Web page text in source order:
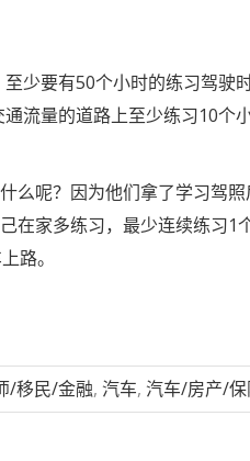
少要有50个小时的练习驾驶
流量的道路上至少练习10个
么呢？因为他们拿了学习驾
在家多练习，最少连续练习
路。
/移民/金融,汽车,汽车/房产/